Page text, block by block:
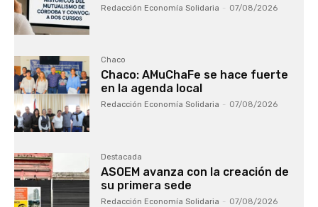
Redacción Economía Solidaria - 07/08/2026
Chaco
Chaco: AMuChaFe se hace fuerte
en la agenda local
Redacción Economía Solidaria - 07/08/2026
Destacada
ASOEM avanza con la creación de
su primera sede
Redacción Economía Solidaria - 07/08/2026